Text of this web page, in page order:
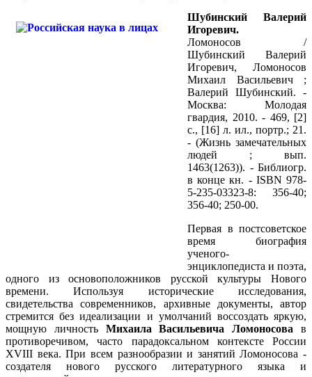
Шубинский Валерий
Игоревич.
Ломоносов /
Шубинский Валерий
Игоревич, Ломоносов
Михаил Васильевич ;
Валерий Шубинский. -
Москва: Молодая
гвардия, 2010. - 469, [2]
с., [16] л. ил., портр.; 21.
- (Жизнь замечательных
людей ; вып.
1463(1263)). - Библиогр.
в конце кн. - ISBN 978-
5-235-03323-8: 356-40;
356-40; 250-00.
Первая в постсоветское
время биография
ученого-
энциклопедиста и поэта,
одного из основоположников русской культуры Нового
времени. Используя исторические исследования,
свидетельства современников, архивные документы, автор
стремится без идеализации и умолчаний воссоздать яркую,
мощную личность Михаила Васильевича Ломоносова в
противоречивом, часто парадоксальном контексте России
XVIII века. При всем разнообразии и занятий Ломоносова -
создателя нового русского литературного языка и